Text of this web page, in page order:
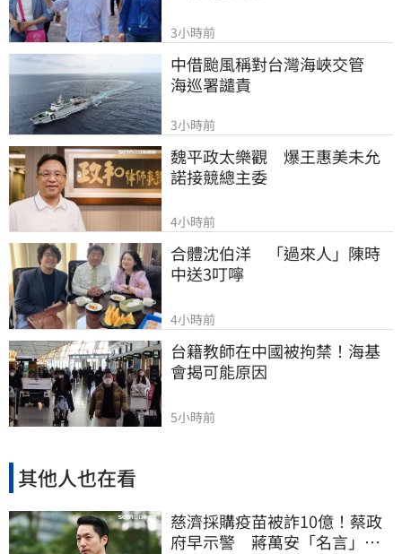
3小時前
中借颱風稱對台灣海峽交管
海巡署譴責
3小時前
魏平政太樂觀　爆王惠美未允
諾接競總主委
4小時前
合體沈伯洋　「過來人」陳時
中送3叮嚀
4小時前
台籍教師在中國被拘禁！海基
會揭可能原因
5小時前
其他人也在看
慈濟採購疫苗被詐10億！蔡政
府早示警 蔣萬安「名言」翻